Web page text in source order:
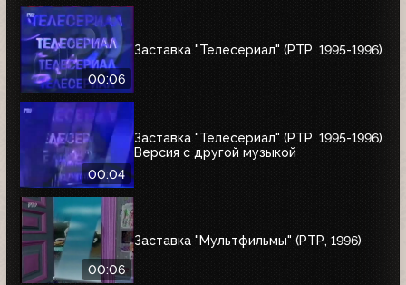
00:06
Заставка "Телесериал" (РТР, 1995-1996)
00:04
Заставка "Телесериал" (РТР, 1995-1996)
Версия с другой музыкой
00:06
Заставка "Мультфильмы" (РТР, 1996)